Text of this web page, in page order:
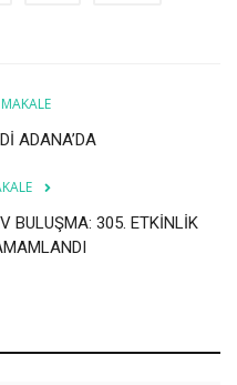
ADANA’DA
BULUŞMA: 305. ETKİNLİK